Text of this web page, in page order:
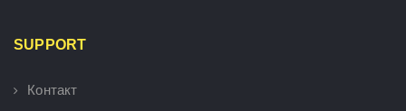
SUPPORT
Контакт